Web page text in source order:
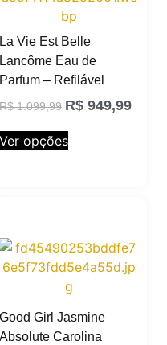
La Vie Est Belle
Lancôme Eau de
Parfum – Refilável
R$1.099,99 R$ 949,99
Ver opções
Good Girl Jasmine
Absolute Carolina